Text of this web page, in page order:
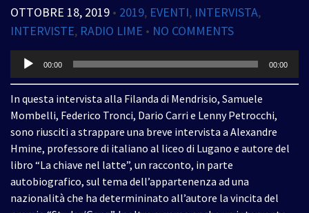
OTTOBRE 18, 2019 • 2019, EVENTI, INTERVISTA,
INTERVISTE, RADIO LIME • NO COMMENTS
Audio
00:00 00:00
In questa intervista alla Filanda di Mendrisio, Samuele
Mombelli, Federico Tronci, Dario Carri e Lenny Petrocchi,
sono riusciti a strappare una breve intervista a Alexandre
Hmine, professore di italiano al liceo di Lugano e autore del
libro “La chiave nel latte”, un racconto, in parte
autobiografico, sul tema dell’appartenenza ad una
nazionalità che ha determininato all’autore la vincita del